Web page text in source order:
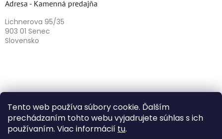
Tento web používa súbory cookie. Ďalším
prechádzaním tohto webu vyjadrujete súhlas s ich
používaním. Viac informácií tu.
Adresa - Kamenná predajňa
Lichnerova 95/35
903 01 Senec
Slovensko